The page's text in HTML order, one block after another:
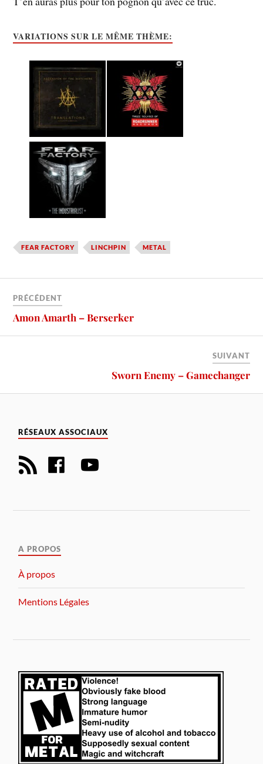
VARIATIONS SUR LE MÊME THÈME:
FEAR FACTORY LINCHPIN METAL
PRÉCÉDENT
Amon Amarth – Berserker
SUIVANT
Sworn Enemy – Gamechanger
RÉSEAUX ASSOCIAUX
A PROPOS
À propos
Mentions Légales